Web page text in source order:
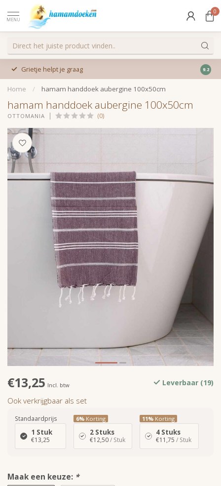
MENU
0
Grietje helpt je graag 9.2
Home / hamam handdoek aubergine 100x50cm
hamam handdoek aubergine 100x50cm
OTTOMANIA (0)
€13,25 Incl. btw Leverbaar (19)
Ook verkrijgbaar als set
Standaardprijs
1 Stuk
€13,25
6%Korting
2 Stuks
€12,50/ Stuk
11% Korting
4 Stuks
€11,75 / Stuk
Maak een keuze: *